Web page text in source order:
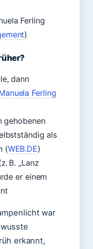
Ferling
)
dann
Ferling
gehobenen
als
(WEB.DE)
B. „Lanz
er einem
war
erkannt,